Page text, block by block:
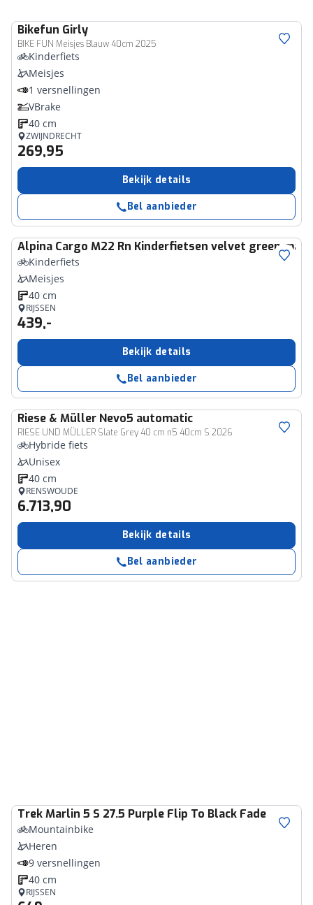
Bikefun Girly
BIKE FUN Meisjes Blauw 40cm 2025
Kinderfiets
Meisjes
1 versnellingen
VBrake
40 cm
ZWIJNDRECHT
269,95
Bekijk details
Bel aanbieder
Alpina Cargo M22 Rn Kinderfietsen velvet green matt
Kinderfiets
Meisjes
40 cm
RIJSSEN
439,-
Bekijk details
Bel aanbieder
Riese & Müller Nevo5 automatic
RIESE UND MÜLLER Slate Grey 40 cm n5 40cm S 2026
Hybride fiets
Unisex
40 cm
RENSWOUDE
6.713,90
Bekijk details
Bel aanbieder
TrekMarlin 5 S 27.5 Purple Flip To Black Fade
Mountainbike
Heren
9 versnellingen
40 cm
RIJSSEN